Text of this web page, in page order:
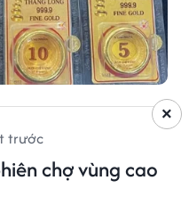
trước
chợ vùng cao
×